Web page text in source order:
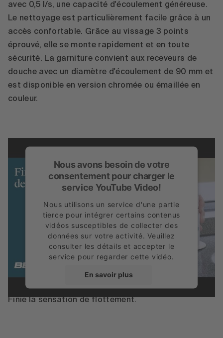
avec 0,5 l/s, une capacité d'écoulement généreuse.
Le nettoyage est particulièrement facile grâce à un
accès confortable. Grâce au vissage 3 points
éprouvé, elle se monte rapidement et en toute
sécurité. La garniture convient aux receveurs de
douche avec un diamètre d'écoulement de 90 mm et
est disponible en version chromée ou émaillée en
couleur.
Nous avons besoin de votre
consentement pour charger le
service YouTube Video!
Nous utilisons un service d'une partie
tierce pour intégrer certains contenus
vidéos susceptibles de collecter des
données sur votre activité. Veuillez
consulter les détails et accepter le
service pour regarder cette vidéo.
En savoir plus
Accepter
Pied d´appoint Bette
Finie la sensation de flottement.